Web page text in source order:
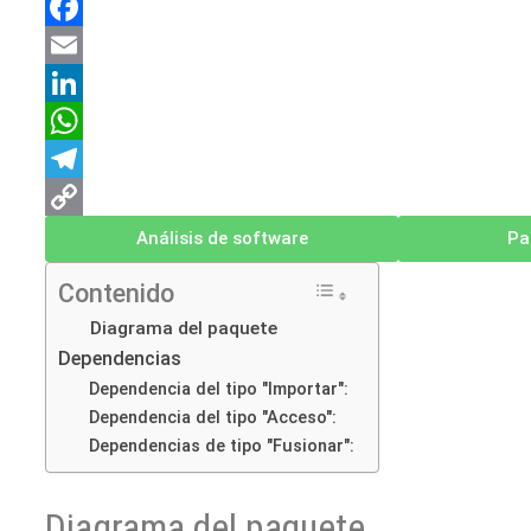
F
a
c
e
b
o
E
m
a
L
n
e
W
h
t
A
T
lo
Análisis de software
Contenido
Diagrama del paquete
Dependencias
Dependencia del tipo "Importar":
Dependencia del tipo "Acceso":
Dependencias de tipo "Fusionar":